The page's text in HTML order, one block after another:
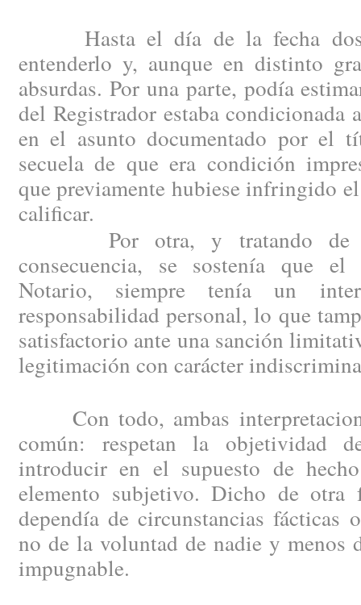
Hasta el día de la fecha dos
entenderlo y, aunque en distinto
absurdas. Por una parte, podía
del Registrador estaba condicionada
en el asunto documentado por el
secuela de que era condición
que previamente hubiese infringido el
calificar.
Por otra, y tratando de
consecuencia, se sostenía que
Notario, siempre tenía un
responsabilidad personal, lo que
satisfactorio ante una sanción
legitimación con carácter
Con todo, ambas
común: respetan la objetividad
introducir en el supuesto de
elemento subjetivo. Dicho de otra
dependía de circunstancias fácticas
no de la voluntad de nadie y menos
impugnable.